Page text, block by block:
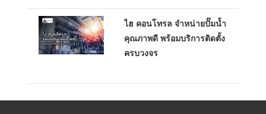
ไฮ คอนโทรล จำหน่ายปั๊มน้ำ
คุณภาพดี พร้อมบริการติดตั้ง
ครบวงจร